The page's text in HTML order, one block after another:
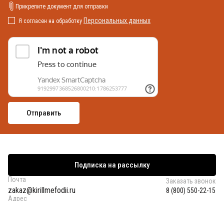
Прикрепите документ для отправки
Я согласен на обработку Персональных данных
Подписка на рассылку
Почта
zakaz@kirillmefodii.ru
Заказать звонок
8 (800) 550-22-15
Адрес